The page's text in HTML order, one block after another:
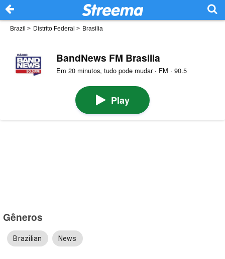
Brazil > Distrito Federal > Brasilia
BandNews FM Brasilia
Em 20 minutos, tudo pode mudar · FM · 90.5
Play
Gêneros
Brazilian News